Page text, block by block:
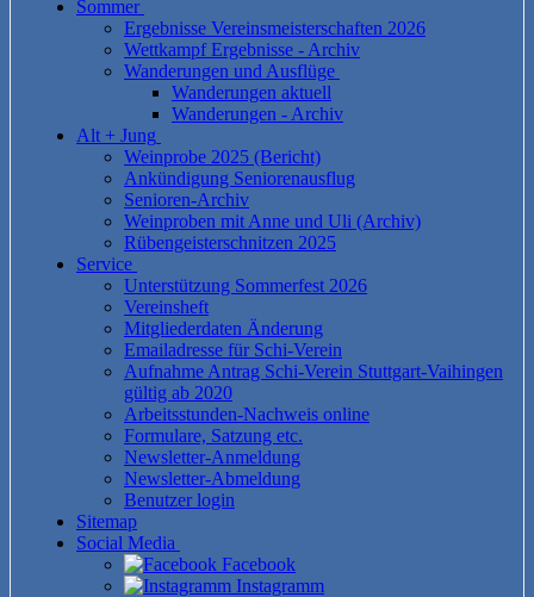
Sommer
Ergebnisse Vereinsmeisterschaften 2026
Wettkampf Ergebnisse - Archiv
Wanderungen und Ausflüge
Wanderungen aktuell
Wanderungen - Archiv
Alt + Jung
Weinprobe 2025 (Bericht)
Ankündigung Seniorenausflug
Senioren-Archiv
Weinproben mit Anne und Uli (Archiv)
Rübengeisterschnitzen 2025
Service
Unterstützung Sommerfest 2026
Vereinsheft
Mitgliederdaten Änderung
Emailadresse für Schi-Verein
Aufnahme Antrag Schi-Verein Stuttgart-Vaihingen
gültig ab 2020
Arbeitsstunden-Nachweis online
Formulare, Satzung etc.
Newsletter-Anmeldung
Newsletter-Abmeldung
Benutzer login
Sitemap
Social Media
Facebook
Instagramm